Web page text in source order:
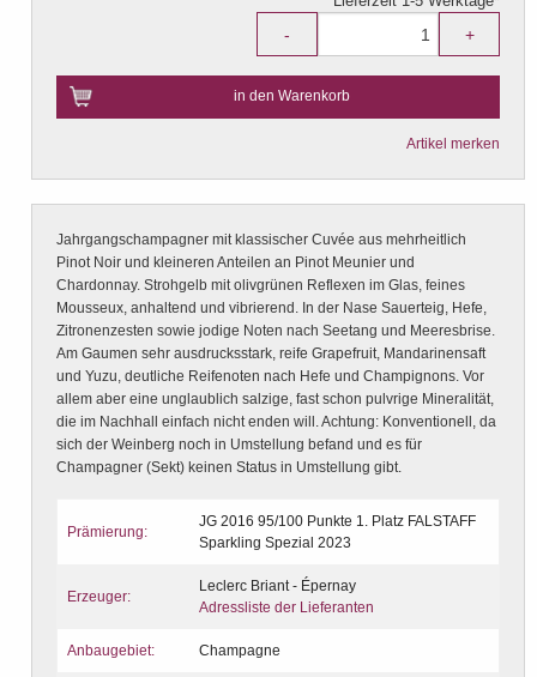
- +
in den Warenkorb
Artikel merken
Jahrgangschampagner mit klassischer Cuvée aus mehrheitlich
Pinot Noir und kleineren Anteilen an Pinot Meunier und
Chardonnay. Strohgelb mit olivgrünen Reflexen im Glas, feines
Mousseux, anhaltend und vibrierend. In der Nase Sauerteig, Hefe,
Zitronenzesten sowie jodige Noten nach Seetang und Meeresbrise.
Am Gaumen sehr ausdrucksstark, reife Grapefruit, Mandarinensaft
und Yuzu, deutliche Reifenoten nach Hefe und Champignons. Vor
allem aber eine unglaublich salzige, fast schon pulvrige Mineralität,
die im Nachhall einfach nicht enden will. Achtung: Konventionell, da
sich der Weinberg noch in Umstellung befand und es für
Champagner (Sekt) keinen Status in Umstellung gibt.
Prämierung:
JG 2016 95/100 Punkte 1. Platz FALSTAFF
Sparkling Spezial 2023
Erzeuger:
Leclerc Briant - Épernay
Adressliste der Lieferanten
Anbaugebiet: Champagne